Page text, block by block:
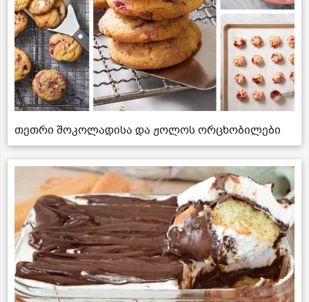
თეთრი შოკოლადისა და ჟოლოს ორცხობილები